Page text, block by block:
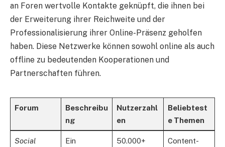
an Foren wertvolle Kontakte geknüpft, die ihnen bei
der Erweiterung ihrer Reichweite und der
Professionalisierung ihrer Online-Präsenz geholfen
haben. Diese Netzwerke können sowohl online als auch
offline zu bedeutenden Kooperationen und
Partnerschaften führen.
Forum
Beschreibu
ng
Nutzerzahl
en
Beliebtest
e Themen
Social Ein 50.000+ Content-